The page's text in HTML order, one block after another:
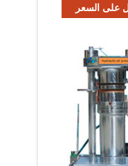
على السعر